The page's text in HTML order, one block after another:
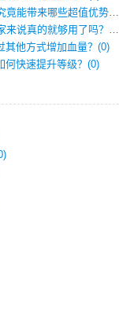
一键元宝完成任务究竟能带来哪些超值优势？(0)
一个特戒对传奇玩家来说真的就够用了吗？(0)
其他方式增加血量？(0)
何快速提升等级？(0)